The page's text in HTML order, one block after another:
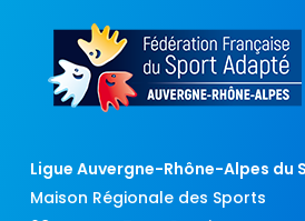
Ligue Auvergne-Rhône-Alpes du
Maison Régionale des Sports